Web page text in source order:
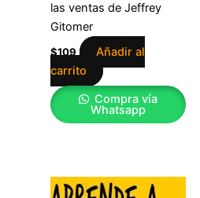
las ventas de Jeffrey
Gitomer
$109
Añadir al
carrito
Compra vía
Whatsapp